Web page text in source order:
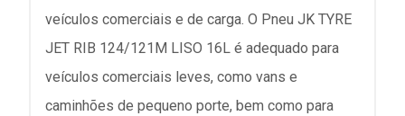
veículos comerciais e de carga. O Pneu JK TYRE
JET RIB 124/121M LISO 16L é adequado para
veículos comerciais leves, como vans e
caminhões de pequeno porte, bem como para